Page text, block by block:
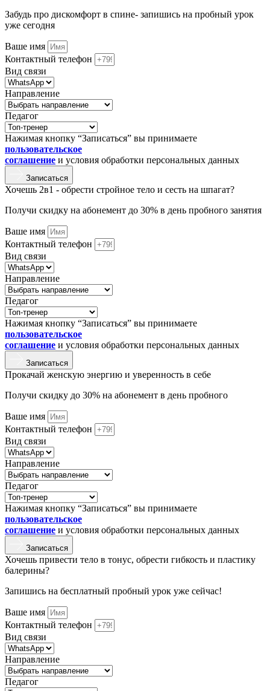
Забудь про дискомфорт в спине- запишись на пробный урок
уже сегодня
Ваше имя
Контактный телефон
Вид связи
Направление
Педагог
Нажимая кнопку “Записаться” вы принимаете
пользовательское
соглашение и условия обработки персональных данных
Записаться
Хочешь 2в1 - обрести стройное тело и сесть на шпагат?
Получи скидку на абонемент до 30% в день пробного занятия
Ваше имя
Контактный телефон
Вид связи
Направление
Педагог
Нажимая кнопку “Записаться” вы принимаете
пользовательское
соглашение и условия обработки персональных данных
Записаться
Прокачай женскую энергию и уверенность в себе
Получи скидку до 30% на абонемент в день пробного
Ваше имя
Контактный телефон
Вид связи
Направление
Педагог
Нажимая кнопку “Записаться” вы принимаете
пользовательское
соглашение и условия обработки персональных данных
Записаться
Хочешь привести тело в тонус, обрести гибкость и пластику
балерины?
Запишись на бесплатный пробный урок уже сейчас!
Ваше имя
Контактный телефон
Вид связи
Направление
Педагог